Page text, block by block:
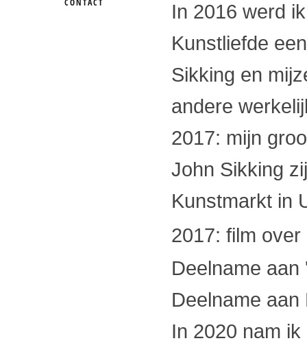
In 2016 werd
Kunstliefde
Sikking en
andere
2017: mijn
John Sikking
Kunstmarkt in
2017: film
Deelname
Deelname
In 2020 nam